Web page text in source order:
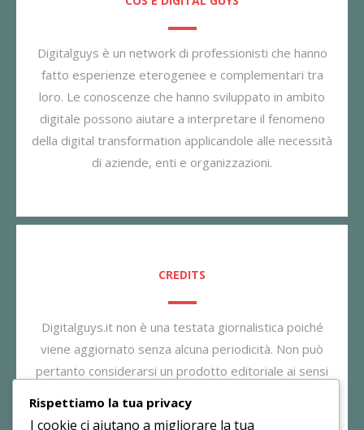
Digitalguys è un network di professionisti che hanno
fatto esperienze eterogenee e complementari tra
loro. Le conoscenze che hanno sviluppato in ambito
digitale possono aiutare a interpretare il fenomeno
della digital transformation applicandole alle necessità
di aziende, enti e organizzazioni.
CREDITS
Digitalguys.it non è una testata giornalistica poiché
viene aggiornato senza alcuna periodicità. Non può
pertanto considerarsi un prodotto editoriale ai sensi
essere responsabile per i commenti inseriti nei post.
Rispettiamo la tua privacy
I cookie ci aiutano a migliorare la tua